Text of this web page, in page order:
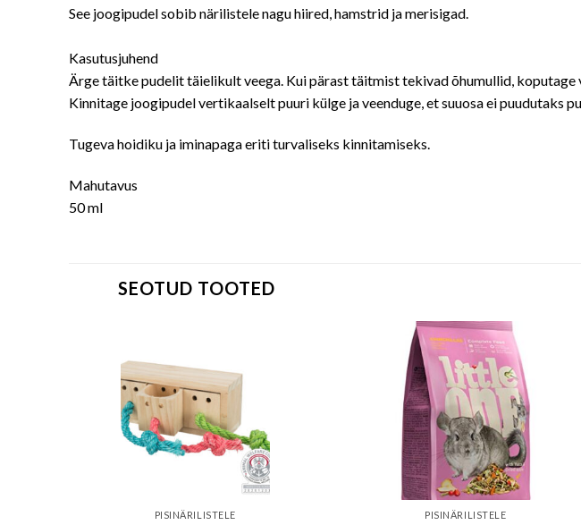
See joogipudel sobib närilistele nagu hiired, hamstrid ja merisigad.
Kasutusjuhend
Ärge täitke pudelit täielikult veega. Kui pärast täitmist tekivad õhumullid, koputage
Kinnitage joogipudel vertikaalselt puuri külge ja veenduge, et suuosa ei puudutaks
Tugeva hoidiku ja iminapaga eriti turvaliseks kinnitamiseks.
Mahutavus
50 ml
SEOTUD TOOTED
PISINÄRILISTELE PISINÄRILISTELE